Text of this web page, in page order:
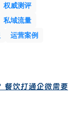
权威测评
私域流量
运营案例
餐饮打通企微需要